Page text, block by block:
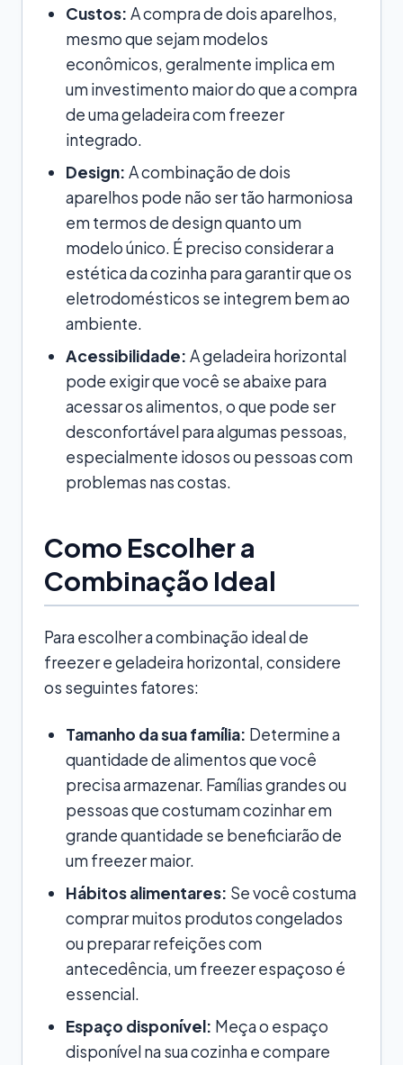
Custos: A compra de dois aparelhos,
mesmo que sejam modelos
econômicos, geralmente implica em
um investimento maior do que a compra
de uma geladeira com freezer
integrado.
Design: A combinação de dois
aparelhos pode não ser tão harmoniosa
em termos de design quanto um
modelo único. É preciso considerar a
estética da cozinha para garantir que os
eletrodomésticos se integrem bem ao
ambiente.
Acessibilidade: A geladeira horizontal
pode exigir que você se abaixe para
acessar os alimentos, o que pode ser
desconfortável para algumas pessoas,
especialmente idosos ou pessoas com
problemas nas costas.
Como Escolher a
Combinação Ideal
Para escolher a combinação ideal de
freezer e geladeira horizontal, considere
os seguintes fatores:
Tamanho da sua família: Determine a
quantidade de alimentos que você
precisa armazenar. Famílias grandes ou
pessoas que costumam cozinhar em
grande quantidade se beneficiarão de
um freezer maior.
Hábitos alimentares: Se você costuma
comprar muitos produtos congelados
ou preparar refeições com
antecedência, um freezer espaçoso é
essencial.
Espaço disponível: Meça o espaço
disponível na sua cozinha e compare